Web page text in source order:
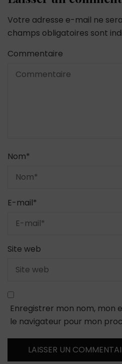
Votre adresse e-mail ne
champs obligatoires sont
Commentaire
Nom*
E-mail*
Site web
Enregistrer mon nom, mon
le navigateur pour mon